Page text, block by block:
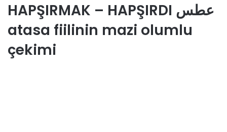
HAPŞIRMAK – HAPŞIRDI عطس
atasa fiilinin mazi olumlu
çekimi